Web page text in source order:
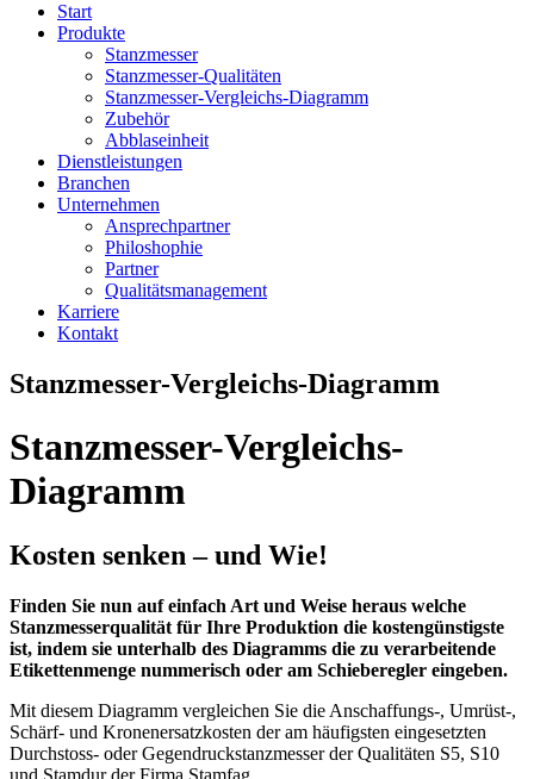
Start
Produkte
Stanzmesser
Stanzmesser-Qualitäten
Stanzmesser-Vergleichs-Diagramm
Zubehör
Abblaseinheit
Dienstleistungen
Branchen
Unternehmen
Ansprechpartner
Philoshophie
Partner
Qualitätsmanagement
Karriere
Kontakt
Stanzmesser-Vergleichs-Diagramm
Stanzmesser-Vergleichs-
Diagramm
Kosten senken ‒ und Wie!
Finden Sie nun auf einfach Art und Weise heraus welche
Stanzmesserqualität für Ihre Produktion die kostengünstigste
ist, indem sie unterhalb des Diagramms die zu verarbeitende
Etikettenmenge nummerisch oder am Schieberegler eingeben.
Mit diesem Diagramm vergleichen Sie die Anschaffungs-, Umrüst-,
Schärf- und Kronenersatzkosten der am häufigsten eingesetzten
Durchstoss- oder Gegendruckstanzmesser der Qualitäten S5, S10
und Stamdur der Firma Stamfag.